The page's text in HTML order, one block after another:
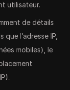
utilisateur.
de détails
l’adresse IP,
mobiles), le